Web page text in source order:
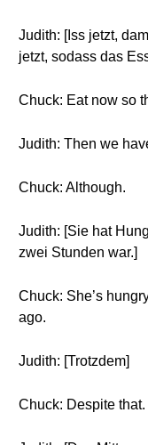
Judith: [Iss jetzt,
jetzt, sodass das
Chuck: Eat now so
Judith: Then we
Chuck: Although.
Judith: [Sie hat
zwei Stunden war.]
Chuck: She’s
ago.
Judith: [Trotzdem]
Chuck: Despite that.